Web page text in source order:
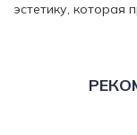
эстетику, которая